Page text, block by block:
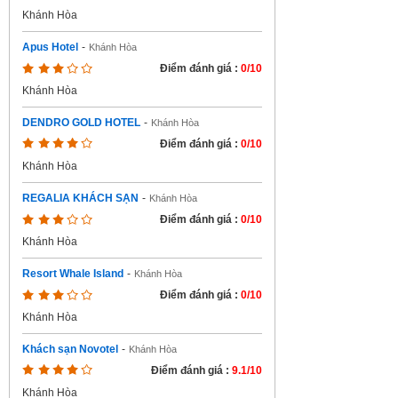
Khánh Hòa
Apus Hotel - Khánh Hòa
Điểm đánh giá : 0/10
Khánh Hòa
DENDRO GOLD HOTEL - Khánh Hòa
Điểm đánh giá : 0/10
Khánh Hòa
REGALIA KHÁCH SẠN - Khánh Hòa
Điểm đánh giá : 0/10
Khánh Hòa
Resort Whale Island - Khánh Hòa
Điểm đánh giá : 0/10
Khánh Hòa
Khách sạn Novotel - Khánh Hòa
Điểm đánh giá : 9.1/10
Khánh Hòa